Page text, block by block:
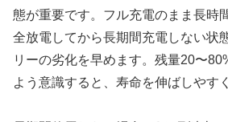
態が重要です。フル充電のまま長時
全放電してから長期間充電しない状
リーの劣化を早めます。残量20〜
よう意識すると、寿命を伸ばしやす